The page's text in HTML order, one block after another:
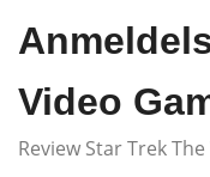
Video
Review Star Trek